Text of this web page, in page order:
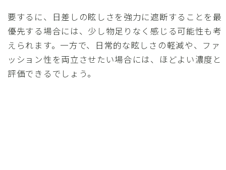
要するに、日差しの眩しさを強力に遮断することを最
優先する場合には、少し物足りなく感じる可能性も考
えられます。一方で、日常的な眩しさの軽減や、ファ
ッション性を両立させたい場合には、ほどよい濃度と
評価できるでしょう。